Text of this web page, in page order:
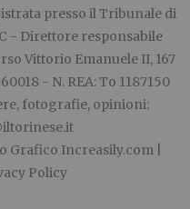
presso il Tribunale di
- Direttore responsabile
Vittorio Emanuele II, 167
- N. REA: To 1187150
fotografie, opinioni:
Grafico Increasily.com
Policy